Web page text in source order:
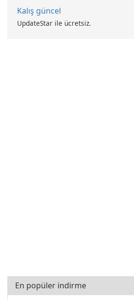
Kalış güncel
UpdateStar ile ücretsiz.
En popüler indirme